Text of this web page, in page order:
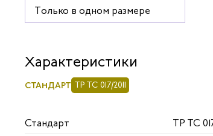
Только в одном размере
Характеристики
СТАНДАРТ ТР ТС 017/2011
Стандарт
ТР ТС